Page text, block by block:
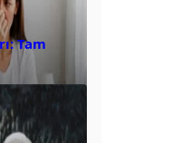
Tam